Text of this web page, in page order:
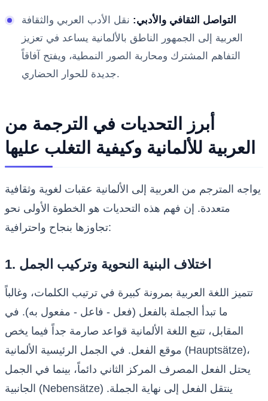
التواصل الثقافي والأدبي: نقل الأدب العربي والثقافة
العربية إلى الجمهور الناطق بالألمانية يساعد في تعزيز
التفاهم المشترك ومحاربة الصور النمطية، ويفتح آفاقاً
جديدة للحوار الحضاري.
أبرز التحديات في الترجمة من
العربية للألمانية وكيفية التغلب عليها
يواجه المترجم من العربية إلى الألمانية عقبات لغوية وثقافية
متعددة. إن فهم هذه التحديات هو الخطوة الأولى نحو
تجاوزها بنجاح واحترافية:
1. اختلاف البنية النحوية وتركيب الجمل
تتميز اللغة العربية بمرونة كبيرة في ترتيب الكلمات، وغالباً
ما تبدأ الجملة بالفعل (فعل - فاعل - مفعول به). في
المقابل، تتبع اللغة الألمانية قواعد صارمة جداً فيما يخص
موقع الفعل. في الجمل الرئيسية الألمانية (Hauptsätze)،
يحتل الفعل المصرف المركز الثاني دائماً، بينما في الجمل
الجانبية (Nebensätze) ينتقل الفعل إلى نهاية الجملة.